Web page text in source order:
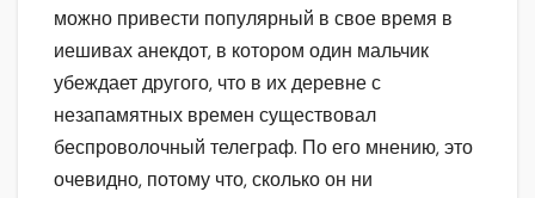
можно привести популярный в свое время в
иешивах анекдот, в котором один мальчик
убеждает другого, что в их деревне с
незапамятных времен существовал
беспроволочный телеграф. По его мнению, это
очевидно, потому что, сколько он ни